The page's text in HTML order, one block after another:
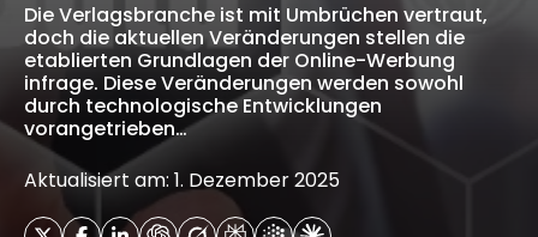
Die Verlagsbranche ist mit Umbrüchen vertraut,
doch die aktuellen Veränderungen stellen die
etablierten Grundlagen der Online-Werbung
infrage. Diese Veränderungen werden sowohl
durch technologische Entwicklungen
vorangetrieben…
Aktualisiert am: 1. Dezember 2025